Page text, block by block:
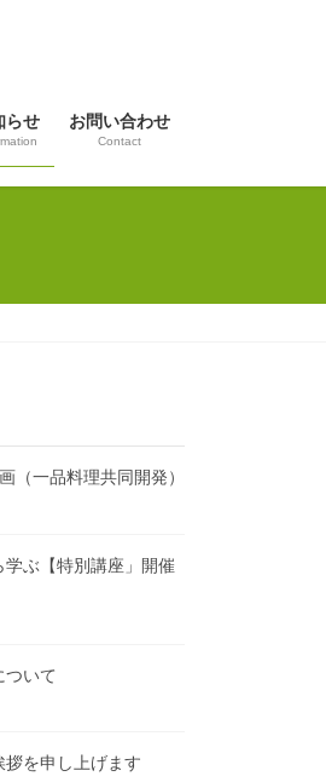
らせ お問い合わせ
Contact
（一品料理共同開発）
ぶ【特別講座」開催
ついて
を申し上げます